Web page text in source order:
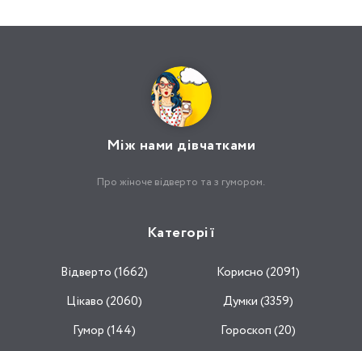
Між нами дівчатками
Про жіноче відверто та з гумором.
Категорії
Відвертo (1662)
Корисно (2091)
Цікаво (2060)
Думки (3359)
Гумор (144)
Гороскоп (20)